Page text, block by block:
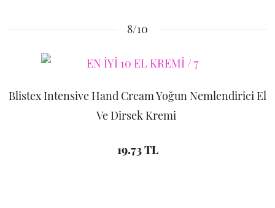
8/10
Blistex Intensive Hand Cream Yoğun Nemlendirici El
Ve Dirsek Kremi
19.73 TL